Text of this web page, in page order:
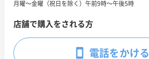
月曜～金曜（祝日を除く）午前9時～午後5時
店舗で購入をされる方
電話をかける